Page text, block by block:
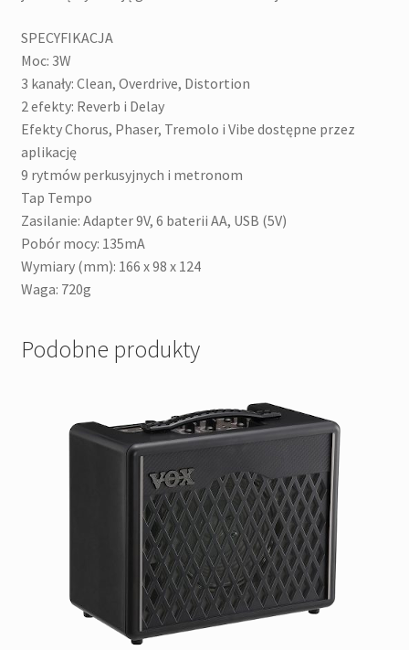
SPECYFIKACJA
Moc: 3W
3 kanały: Clean, Overdrive, Distortion
2 efekty: Reverb i Delay
Efekty Chorus, Phaser, Tremolo i Vibe dostępne przez
aplikację
9 rytmów perkusyjnych i metronom
Tap Tempo
Zasilanie: Adapter 9V, 6 baterii AA, USB (5V)
Pobór mocy: 135mA
Wymiary (mm): 166 x 98 x 124
Waga: 720g
Podobne produkty